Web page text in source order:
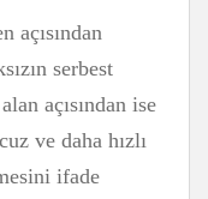
açısından
serbest
açısından ise
ve daha hızlı
ifade